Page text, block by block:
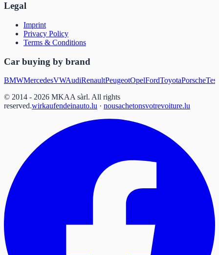
Legal
Imprint
Privacy Policy
Terms & Conditions
Car buying by brand
BMWMercedesVWAudiRenaultPeugeotOpelFordToyotaPorsche
© 2014 - 2026 MKAA sàrl. All rights
reserved.wirkaufendeinauto.lu · nousachetonsvotrevoiture.lu